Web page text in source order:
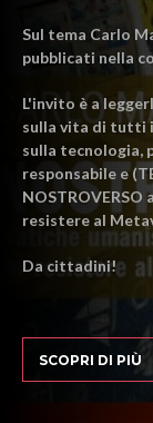
Sul tema Carlo
pubblicati nella
L'invito è a
sulla vita di tutti
sulla tecnologia,
responsabile e
resistere al
Da cittadini!
SCOPRI DI PIÙ